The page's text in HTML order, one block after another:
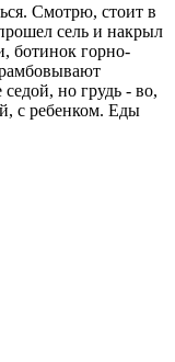
Смотрю, стоит в
сель и накрыл
ботинок горно-
но грудь - во,
с ребенком. Еды